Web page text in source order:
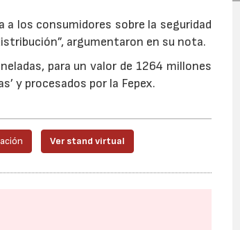
a los consumidores sobre la seguridad
argumentaron en su nota.
para un valor de 1264 millones
y procesados por la Fepex.
Ver stand virtual